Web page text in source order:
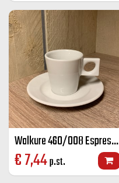
Walkure 460/008 Espresso K+S wit 8 cl
€7,44p.st.